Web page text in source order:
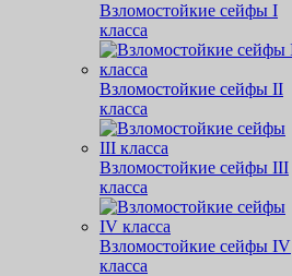
Взломостойкие сейфы I
класса
Взломостойкие сейфы II
класса
Взломостойкие сейфы III
класса
Взломостойкие сейфы IV
класса